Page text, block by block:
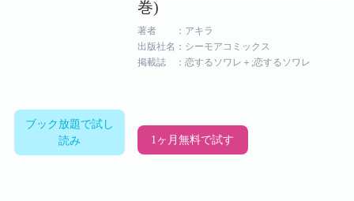
ブック放題で試し
読み
巻)
著者 ：アキラ
出版社名：シーモアコミックス
掲載誌 ：恋するソワレ＋;恋するソワレ
1ヶ月無料で試す